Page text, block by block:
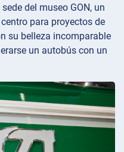
del museo GON, un
para proyectos de
su belleza incomparable
un autobús con un